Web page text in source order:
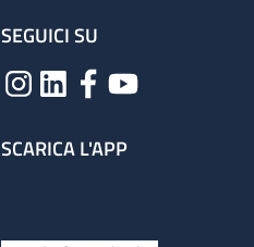
SEGUICI SU
SCARICA L'APP